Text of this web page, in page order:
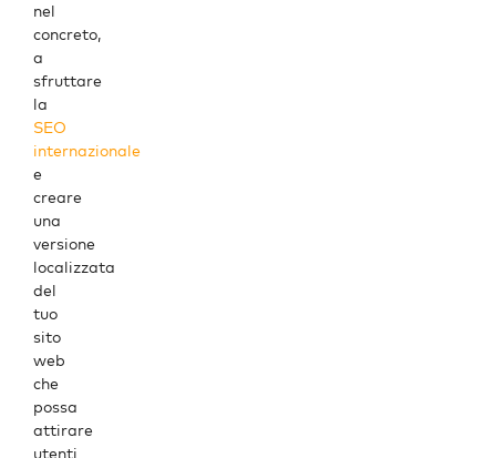
nel
concreto,
a
sfruttare
la
SEO
internazionale
e
creare
una
versione
localizzata
del
tuo
sito
web
che
possa
attirare
utenti